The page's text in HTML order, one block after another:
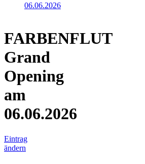
06.06.2026
FARBENFLUT
Grand
Opening
am
06.06.2026
Eintrag
ändern